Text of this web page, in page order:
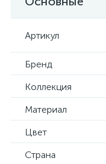
Артикул
Бренд
Коллекция
Материал
Цвет
Страна